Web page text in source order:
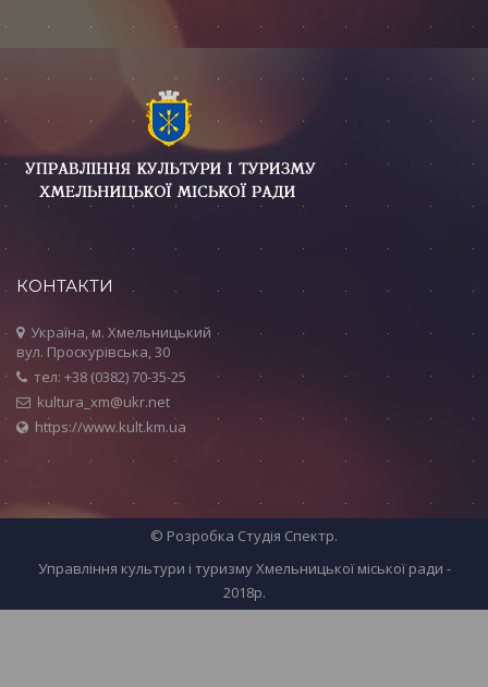
КОНТАКТИ
Україна, м. Хмельницький
вул. Проскурівська, 30
тел: +38 (0382) 70-35-25
kultura_xm@ukr.net
https://www.kult.km.ua
© Розробка Студія Спектр.
Управління культури і туризму Хмельницької міської ради -
2018р.